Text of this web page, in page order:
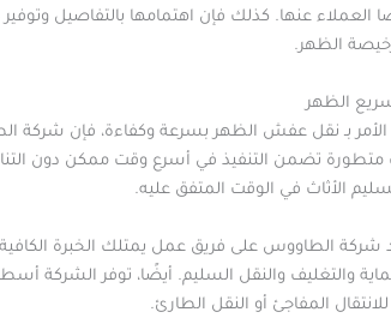
العملاء عنها. كذلك فإن اهتمامها بالتفاصيل
الظهر.
الظهر
الأمر بـ نقل عفش الظهر بسرعة وكفاءة، فإن
متطورة تضمن التنفيذ في أسرع وقت ممكن دون
الأثاث في الوقت المتفق عليه.
شركة الطاووس على فريق عمل يمتلك الخبرة
والتغليف والنقل السليم. أيضًا، توفر الشركة
المفاجئ أو النقل الطارئ.